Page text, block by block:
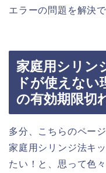
エラーの問題を解決
家庭用シリン
ドが使えない
の有効期限切
多分、こちらのペー
家庭用シリンジ法キ
たい！と、思って色